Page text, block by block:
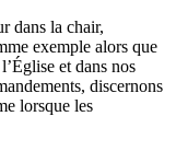
dans la chair,
exemple alors que
et dans nos
discernons
lorsque les